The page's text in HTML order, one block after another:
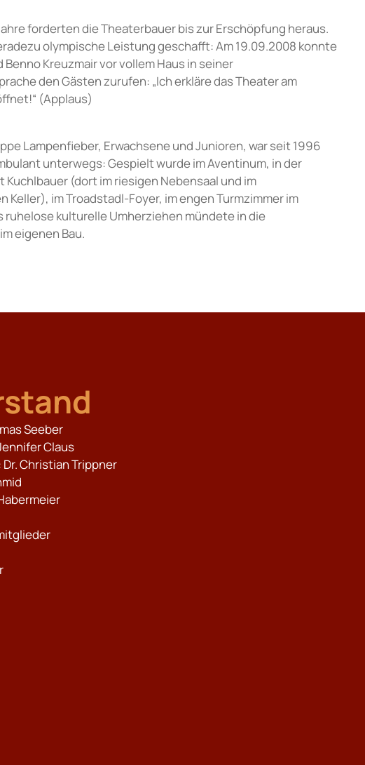
forderten die Theaterbauer bis zur Erschöpfung heraus.
olympische Leistung geschafft: Am 19.09.2008 konnte
Benno Kreuzmair vor vollem Haus in seiner
den Gästen zurufen: „Ich erkläre das Theater am
(Applaus)
Lampenfieber, Erwachsene und Junioren, war seit 1996
unterwegs: Gespielt wurde im Aventinum, in der
(dort im riesigen Nebensaal und im
Keller), im Troadstadl-Foyer, im engen Turmzimmer im
ruhelose kulturelle Umherziehen mündete in die
eigenen Bau.
Seeber
Claus
Christian Trippner